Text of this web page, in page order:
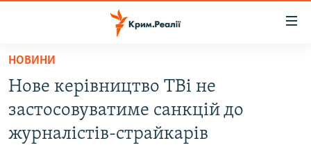
Перейти
основного
матеріалу
до
ВОДА.КРИМ
ВІДЕО ТА ФОТО
НОВИНИ
Нове керівництво ТВі не
застосовуватиме санкцій до
журналістів-страйкарів